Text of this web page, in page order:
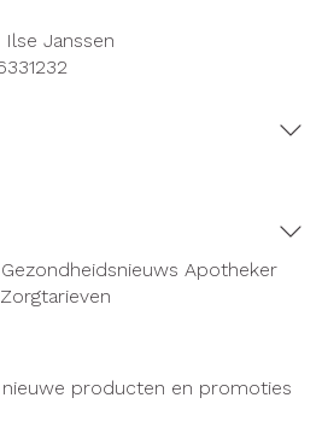
Ilse Janssen
Gezondheidsnieuws Apotheker
Zorgtarieven
producten en promoties